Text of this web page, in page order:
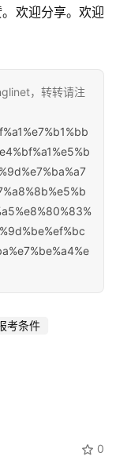
欢迎分享。欢迎
，转转请注
考条件
0